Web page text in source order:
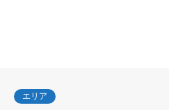
エリア